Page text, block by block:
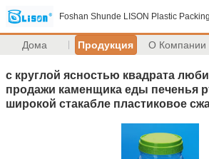
Foshan Shunde LISON Plastic
Дома Продукция О Компании
с круглой ясностью квадрата
продажи каменщика еды печенья
широкой стакабле пластиковое